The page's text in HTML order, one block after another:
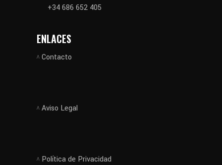
+34 686 652 405
ENLACES
Contacto
Aviso Legal
Política de Privacidad